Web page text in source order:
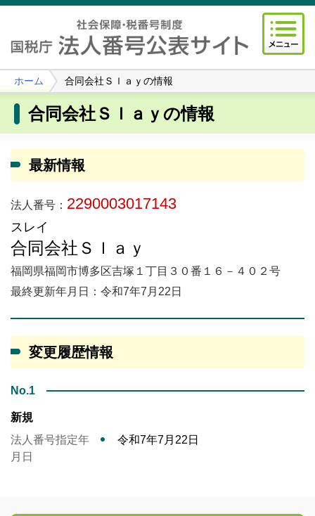
ホーム 合同会社Ｓｌａｙの情報
合同会社Ｓｌａｙの情報
最新情報
法人番号： 2290003017143
スレイ
合同会社Ｓｌａｙ
福岡県福岡市博多区吉塚１丁目３０番１６－４０２号
最終更新年月日：令和7年7月22日
変更履歴情報
No.1
新規
法人番号指定年
月日
令和7年7月22日